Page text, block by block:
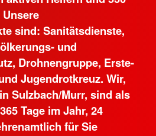
sind: Sanitätsdienste,
und
Drohnengruppe, Erste-
Jugendrotkreuz. Wir,
Sulzbach/Murr, sind als
Tage im Jahr, 24
für Sie